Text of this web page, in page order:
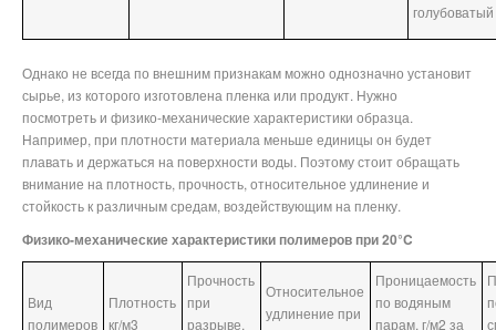
голубоватый
Однако не всегда по внешним признакам можно однозначно установит
сырье, из которого изготовлена пленка или продукт. Нужно
посмотреть и физико-механические характеристики образца.
Например, при плотности материала меньше единицы он будет
плавать и держаться на поверхности воды. Поэтому стоит обращать
внимание на плотность, прочность, относительное удлинение и
стойкость к различным средам, воздействующим на пленку.
Физико-механические характеристики полимеров при 20°C
Вид
полимеров
Плотность
кг/м3
Прочность
при
разрыве,
Относительное
удлинение при
Проницаемость
по водяным
парам, г/м2 за